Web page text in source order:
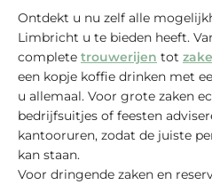
Ontdekt u nu zelf alle
Limbricht u te bieden heeft.
complete trouwerijen tot
een kopje koffie drinken met
u allemaal. Voor grote zaken
bedrijfsuitjes of feesten
kantooruren, zodat de juiste
kan staan.
Voor dringende zaken en